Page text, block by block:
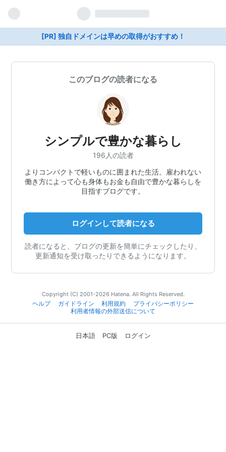
[PR] 独自ドメインは早めの取得がおすすめ！
このブログの読者になる
シンプルで豊かな暮らし
196人の読者
よりコンパクトで軽いものに囲まれた生活。雇われない
働き方によって心も身体もお金も自由で豊かな暮らしを
目指すブログです。
ログインして読者になる
読者になると、ブログの更新を簡単にチェックしたり、
更新通知を受け取ったりできるようになります。
Copyright (C) 2001-2026 Hatena. All Rights Reserved.
ヘルプ
ガイドライン 利用規約
プライバシーポリシー
利用者情報の外部送信について
日本語 PC版 ログイン